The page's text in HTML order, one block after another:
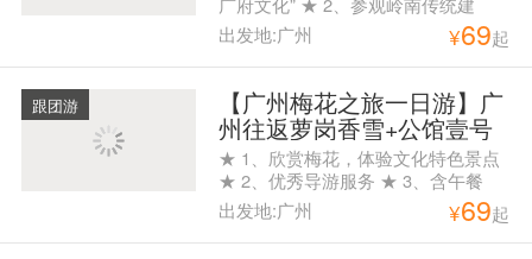
筑，品尝顺德美食 ★ 3、优秀导游服
务
出发地:广州 ¥69起
跟团游 【广州梅花之旅一日游】广
州往返萝岗香雪+公馆壹号
一天游
★ 1、欣赏梅花，体验文化特色景点
★ 2、优秀导游服务 ★ 3、含午餐
出发地:广州
¥69起